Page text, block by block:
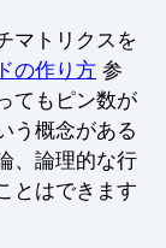
マトリクスを
の作り方 参
てもピン数が
う概念がある
、論理的な行
とはできます